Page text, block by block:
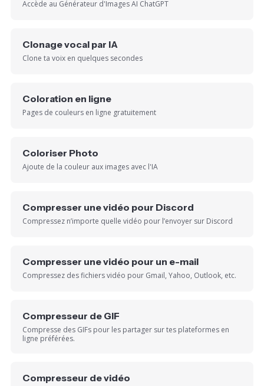
Accède au Générateur d'Images AI ChatGPT
Clonage vocal par IA
Clone ta voix en quelques secondes
Coloration en ligne
Pages de couleurs en ligne gratuitement
Coloriser Photo
Ajoute de la couleur aux images avec l'IA
Compresser une vidéo pour Discord
Compressez n’importe quelle vidéo pour l’envoyer sur Discord
Compresser une vidéo pour un e-mail
Compressez des fichiers vidéo pour Gmail, Yahoo, Outlook, etc.
Compresseur de GIF
Compresse des GIFs pour les partager sur tes plateformes en
ligne préférées.
Compresseur de vidéo